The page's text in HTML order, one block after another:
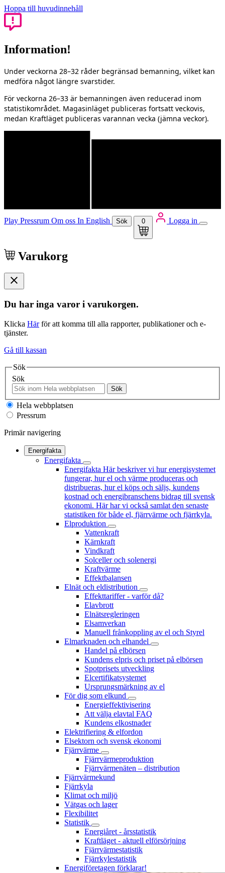
Hoppa till huvudinnehåll
Information!
Under veckorna 28–32 råder begränsad bemanning, vilket kan
medföra något längre svarstider.
För veckorna 26–33 är bemanningen även reducerad inom
statistikområdet. Magasinläget publiceras fortsatt veckovis,
medan Kraftläget publiceras varannan vecka (jämna veckor).
Play Pressrum Om oss In English Sök 0 Logga in
Varukorg
Du har inga varor i varukorgen.
Klicka Härför att komma till alla rapporter, publikationer och e-
tjänster.
Gå till kassan
Sök
Sök
Sök
Hela webbplatsen
Pressrum
Primär navigering
Energifakta
Energifakta
Energifakta Här beskriver vi hur energisystemet
fungerar, hur el och värme produceras och
distribueras, hur el köps och säljs, kundens
kostnad och energibranschens bidrag till svensk
ekonomi. Här har vi också samlat den senaste
statistiken för både el, fjärrvärme och fjärrkyla.
Elproduktion
Vattenkraft
Kärnkraft
Vindkraft
Solceller och solenergi
Kraftvärme
Effektbalansen
Elnät och eldistribution
Effekttariffer - varför då?
Elavbrott
Elnätsregleringen
Elsamverkan
Manuell frånkoppling av el och Styrel
Elmarknaden och elhandel
Handel på elbörsen
Kundens elpris och priset på elbörsen
Spotprisets utveckling
Elcertifikatsystemet
Ursprungsmärkning av el
För dig som elkund
Energieffektivisering
Att välja elavtal FAQ
Kundens elkostnader
Elektrifiering & elfordon
Elsektorn och svensk ekonomi
Fjärrvärme
Fjärrvärmeproduktion
Fjärrvärmenäten – distribution
Fjärrvärmekund
Fjärrkyla
Klimat och miljö
Vätgas och lager
Flexibilitet
Statistik
Energiåret - årsstatistik
Kraftläget - aktuell elförsörjning
Fjärrvärmestatistik
Fjärrkylestatistik
Energiföretagen förklarar!